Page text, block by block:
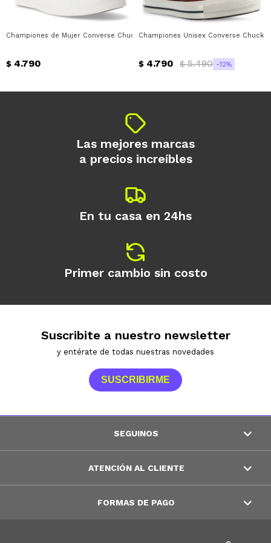
Championes de Mujer Converse Chuck Lift Platform Utility Converse - Beige
$ 4.790
Championes Unisex Converse Chuck
$ 4.790 $ 5.490 12
Las mejores marcas
a precios increíbles
En tu casa en 24hs
Primer cambio sin costo
Suscribite a nuestro newsletter
y entérate de todas nuestras novedades
SUSCRIBIRME
SEGUINOS
ATENCIÓN AL CLIENTE
FORMAS DE PAGO
Mes
* sujeto a aprobación crediticia. El monto
disponible puede variar por comercio